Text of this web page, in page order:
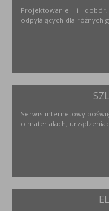
Projektowanie i
odpylających dla różnych
Serwis internetowy
o materiałach,